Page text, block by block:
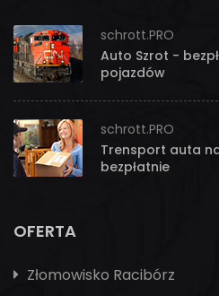
schrott.PRO
Auto Szrot -
pojazdów
schrott.PRO
Trensport auta
bezpłatnie
OFERTA
Złomowisko Racibórz